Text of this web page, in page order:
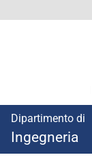
Dipartimento di
Ingegneria